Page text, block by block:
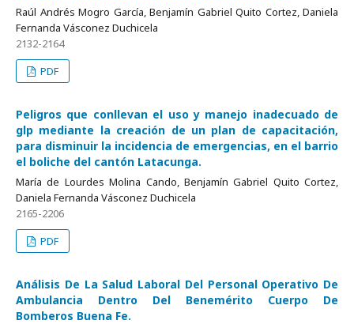
Raúl Andrés Mogro García, Benjamín Gabriel Quito Cortez, Daniela
Fernanda Vásconez Duchicela
2132-2164
PDF
Peligros que conllevan el uso y manejo inadecuado de
glp mediante la creación de un plan de capacitación,
para disminuir la incidencia de emergencias, en el barrio
el boliche del cantón Latacunga.
María de Lourdes Molina Cando, Benjamín Gabriel Quito Cortez,
Daniela Fernanda Vásconez Duchicela
2165-2206
PDF
Análisis De La Salud Laboral Del Personal Operativo De
Ambulancia Dentro Del Benemérito Cuerpo De
Bomberos Buena Fe.